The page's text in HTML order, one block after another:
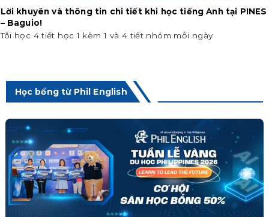
Lời khuyên và thông tin chi tiết khi học tiếng Anh tại PINES
– Baguio!
Tôi học 4 tiết học 1 kèm 1 và 4 tiết nhóm mỗi ngày
Học bổng từ Phil English